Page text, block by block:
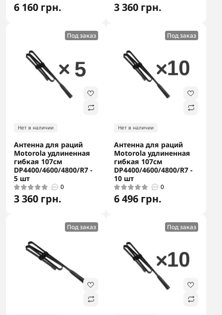
6 160 грн. 3 360 грн.
Под заказ
Нет в наличии
Антенна для раций
Motorola удлиненная
гибкая 107см
DP4400/4600/4800/R7 -
5 шт
0
3 360 грн.
Под заказ
Нет в наличии
Антенна для раций
Motorola удлиненная
гибкая 107см
DP4400/4600/4800/R7 -
10 шт
0
6 496 грн.
Под заказ Под заказ